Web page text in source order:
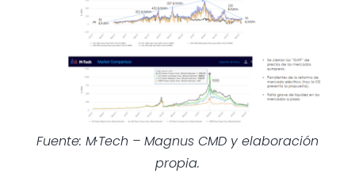
Fuente: M·Tech – Magnus CMD y elaboración
propia.